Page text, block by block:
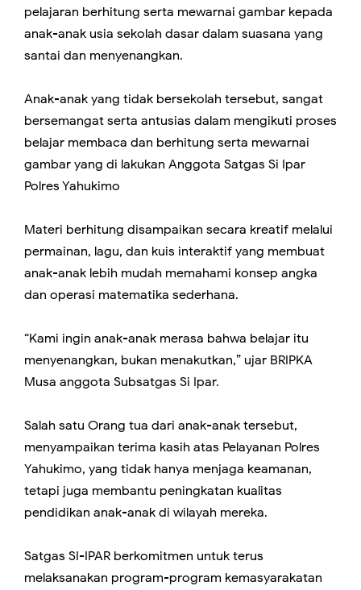
pelajaran berhitung serta mewarnai gambar kepada
anak-anak usia sekolah dasar dalam suasana yang
santai dan menyenangkan.
Anak-anak yang tidak bersekolah tersebut, sangat
bersemangat serta antusias dalam mengikuti proses
belajar membaca dan berhitung serta mewarnai
gambar yang di lakukan Anggota Satgas Si Ipar
Polres Yahukimo
Materi berhitung disampaikan secara kreatif melalui
permainan, lagu, dan kuis interaktif yang membuat
anak-anak lebih mudah memahami konsep angka
dan operasi matematika sederhana.
“Kami ingin anak-anak merasa bahwa belajar itu
menyenangkan, bukan menakutkan,” ujar BRIPKA
Musa anggota Subsatgas Si Ipar.
Salah satu Orang tua dari anak-anak tersebut,
menyampaikan terima kasih atas Pelayanan Polres
Yahukimo, yang tidak hanya menjaga keamanan,
tetapi juga membantu peningkatan kualitas
pendidikan anak-anak di wilayah mereka.
Satgas SI-IPAR berkomitmen untuk terus
melaksanakan program-program kemasyarakatan